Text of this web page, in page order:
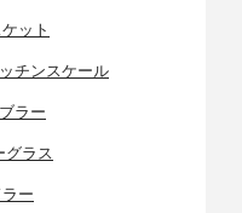
ット
チンスケール
ラー
グラス
ー